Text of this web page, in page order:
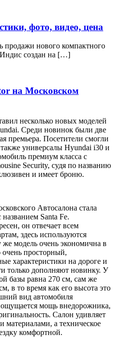
фото, видео, цена
продажи нового компактного
создан на […]
на Московском
несколько новых моделей
Среди новинок были две
премьера. Посетители смогли
также универсалы Hyundai i30 и
премиум класса с
Security, судя по названию
и имеет броню.
Автосалона стала
Santa Fe.
он отвечает всем
здесь используются
модель очень экономична в
просторный,
характеристики на дороге и
только дополняют новинку. У
базы равна 270 см, сам же
в то время как его высота это
вид автомобиля
мощь внедорожника,
Салон удивляет
а техническое
комфортной.